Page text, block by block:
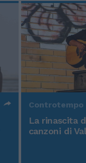
Controtempo
La rinascita
canzoni di